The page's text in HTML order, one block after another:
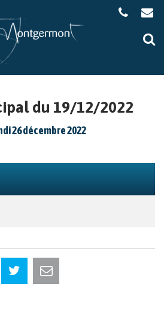
du 19/12/2022
26 décembre 2022